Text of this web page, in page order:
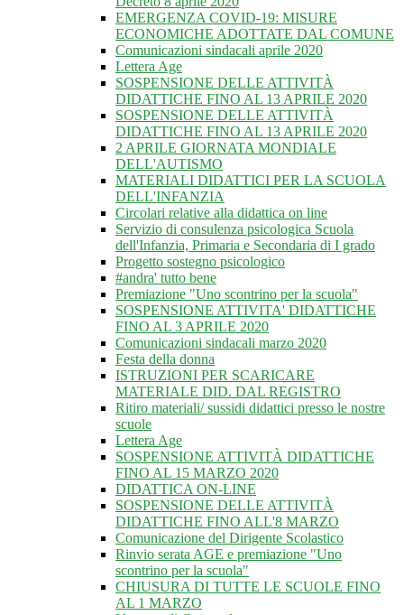
EMERGENZA COVID-19: MISURE
ECONOMICHE ADOTTATE DAL COMUNE
Comunicazioni sindacali aprile 2020
Lettera Age
SOSPENSIONE DELLE ATTIVITÀ
DIDATTICHE FINO AL 13 APRILE 2020
SOSPENSIONE DELLE ATTIVITÀ
DIDATTICHE FINO AL 13 APRILE 2020
2 APRILE GIORNATA MONDIALE
DELL'AUTISMO
MATERIALI DIDATTICI PER LA SCUOLA
DELL'INFANZIA
Circolari relative alla didattica on line
Servizio di consulenza psicologica Scuola
dell'Infanzia, Primaria e Secondaria di I grado
Progetto sostegno psicologico
#andra' tutto bene
Premiazione "Uno scontrino per la scuola"
SOSPENSIONE ATTIVITA' DIDATTICHE
FINO AL 3 APRILE 2020
Comunicazioni sindacali marzo 2020
Festa della donna
ISTRUZIONI PER SCARICARE
MATERIALE DID. DAL REGISTRO
Ritiro materiali/ sussidi didattici presso le nostre
scuole
Lettera Age
SOSPENSIONE ATTIVITÀ DIDATTICHE
FINO AL 15 MARZO 2020
DIDATTICA ON-LINE
SOSPENSIONE DELLE ATTIVITÀ
DIDATTICHE FINO ALL'8 MARZO
Comunicazione del Dirigente Scolastico
Rinvio serata AGE e premiazione "Uno
scontrino per la scuola"
CHIUSURA DI TUTTE LE SCUOLE FINO
AL 1 MARZO